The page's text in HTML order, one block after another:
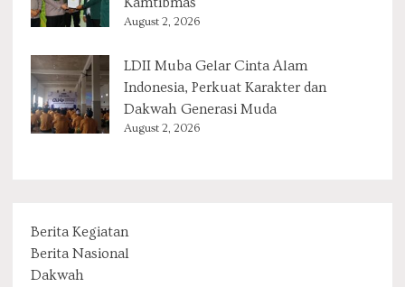
August 2, 2026
LDII Muba Gelar Cinta Alam
Indonesia, Perkuat Karakter dan
Dakwah Generasi Muda
August 2, 2026
Berita Kegiatan
Berita Nasional
Dakwah